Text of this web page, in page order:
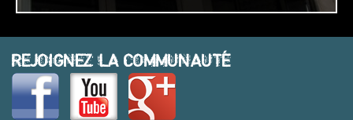
REJOIGNEZ LA COMMUNAUTÉ